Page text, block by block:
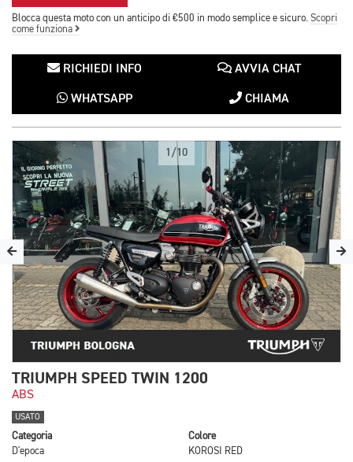
Blocca questa moto con un anticipo di €500 in modo semplice e sicuro. Scopri
come funziona
RICHIEDI INFO AVVIA CHAT
WHATSAPP CHIAMA
1/10
TRIUMPH SPEED TWIN 1200
ABS
USATO
Categoria
D'epoca
Colore
KOROSI RED